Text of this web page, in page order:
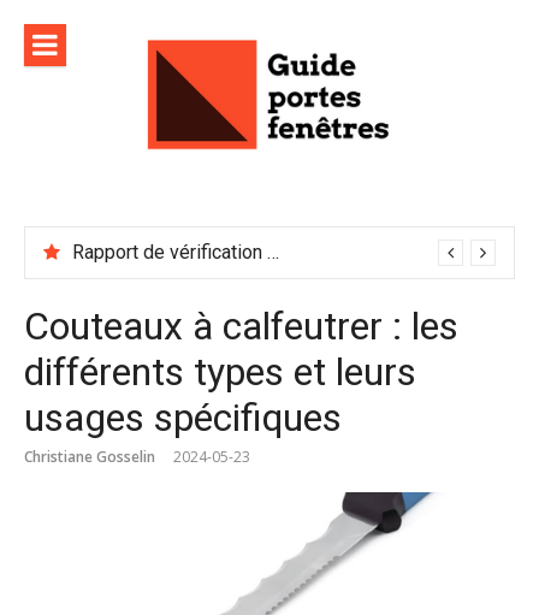
contenu
Rapport de vérification sécurité : à conserver précieusement
Couteaux à calfeutrer : les
différents types et leurs
usages spécifiques
Christiane Gosselin 2024-05-23